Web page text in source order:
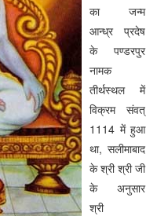
का जन्म
आन्ध्र प्रदेष
के पण्डरपुर
नामक
तीर्थस्थल में
विक्रम संवत्
1114 में हुआ
था, सलीमाबाद
के श्री श्री जी
के अनुसार
श्री